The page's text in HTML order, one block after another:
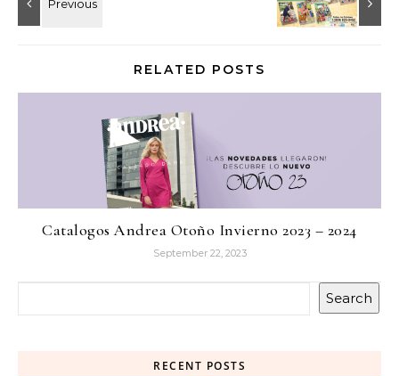
RELATED POSTS
Catalogos Andrea Otoño Invierno 2023 – 2024
September 22, 2023
Search
RECENT POSTS